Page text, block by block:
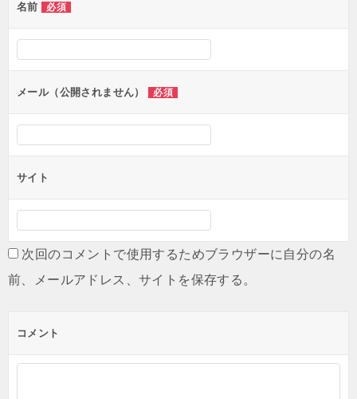
ー
シ
ン
名前 必須
メール（公開されません） 必須
サイト
次回のコメントで使用するためブラウザーに自分の名
前、メールアドレス、サイトを保存する。
コメント